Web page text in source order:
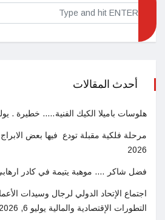
أحدث المقالات
هلوسات باميلا الكيك الفنية….. خطيرة . يوليو
مرحلة فلكية مقبلة تودع فيها بعض
2026
فضل شاكر …. موهبة يتيمة في كادر
اجتماع الإتحاد الدولي لرجال وسيدات
التطورات الإقتصادية والمالية يوليو 6, 2026